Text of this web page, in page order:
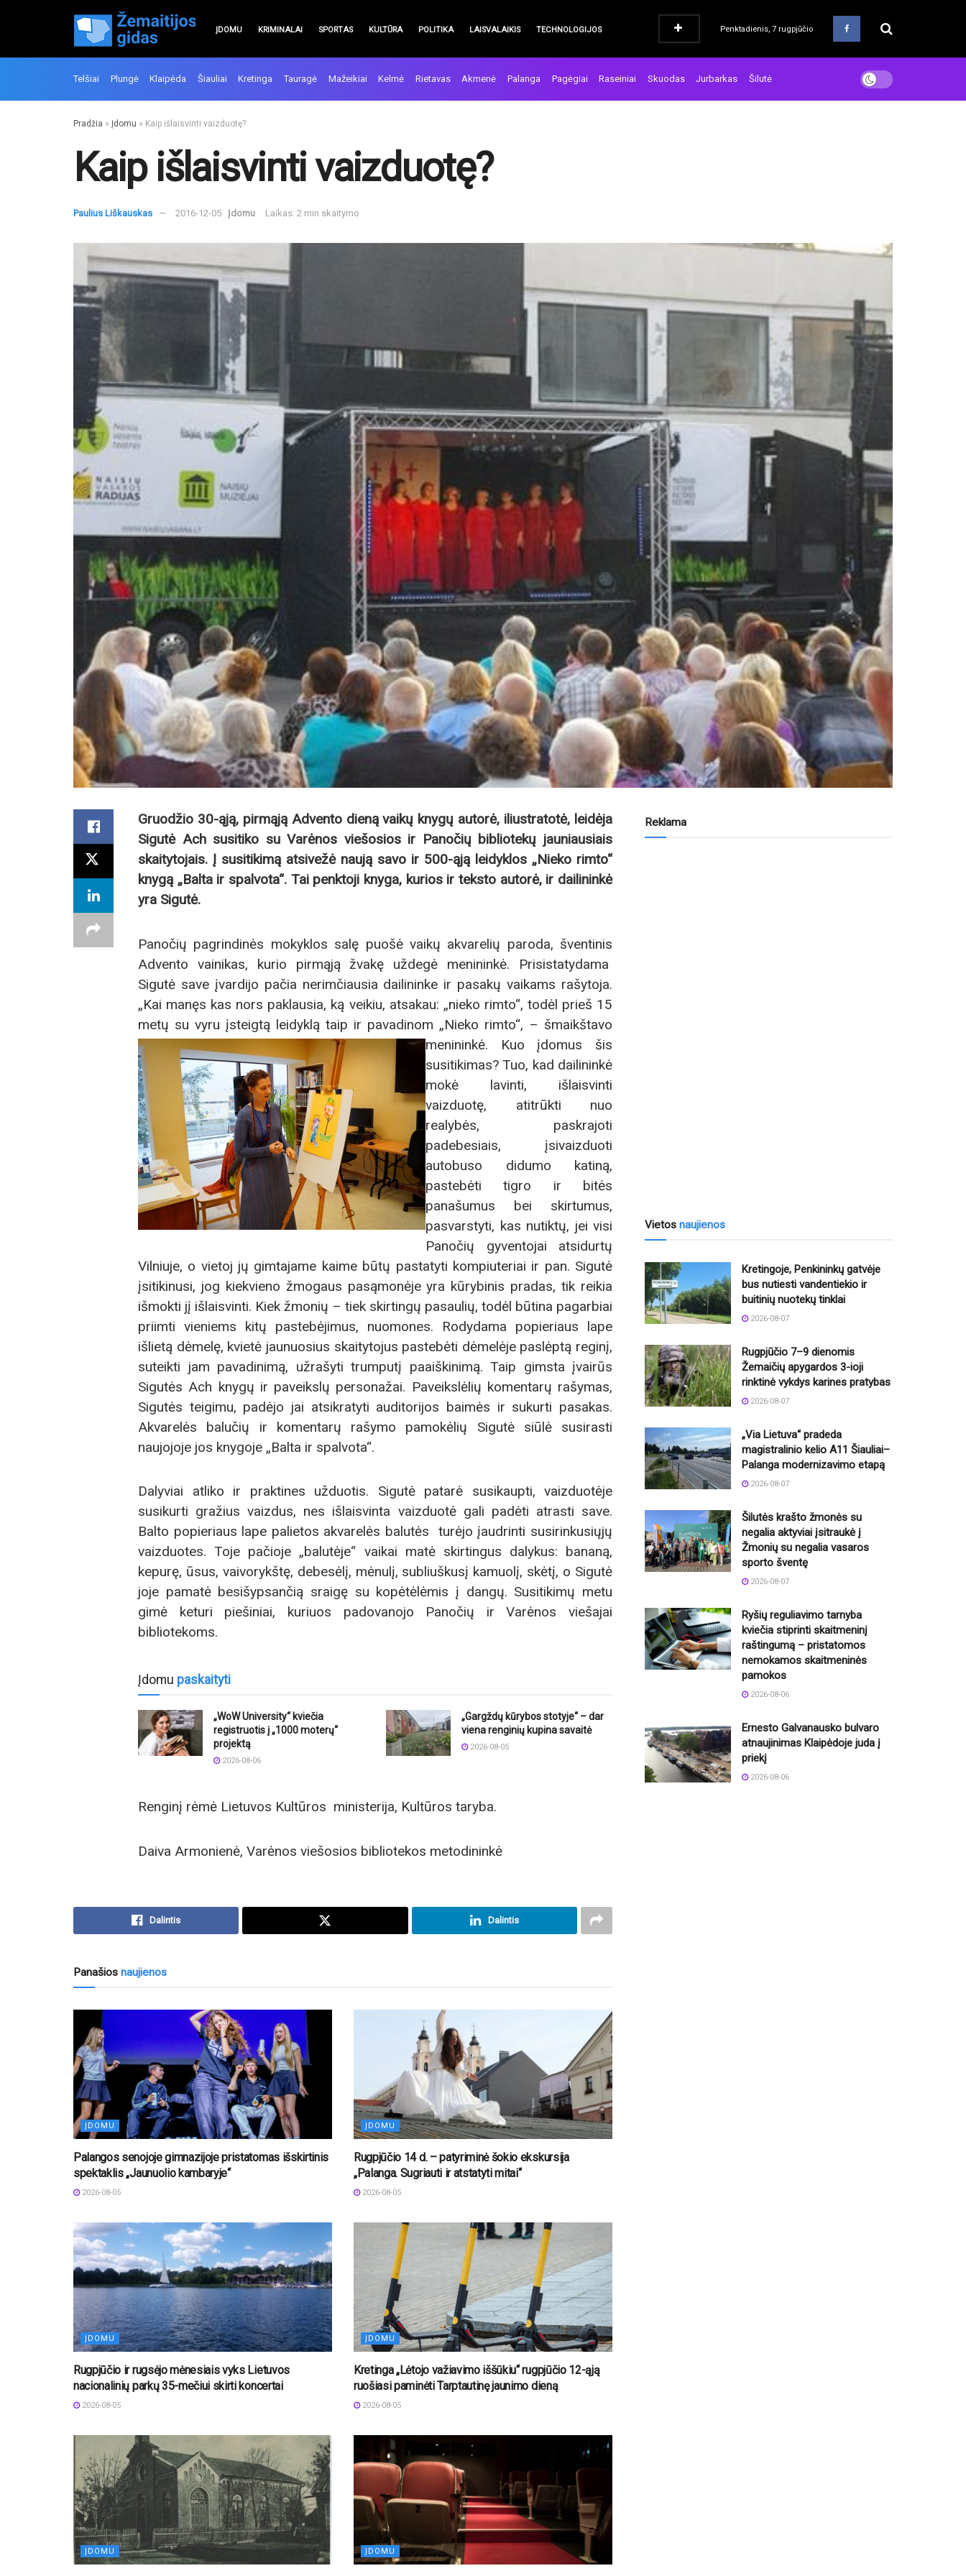
ĮDOMU KRIMINALAI SPORTAS KULTŪRA POLITIKA LAISVALAIKIS TECHNOLOGIJOS Penktadienis, 7 rugpjūčio
Telšiai Plungė Klaipėda Šiauliai Kretinga Tauragė Mažeikiai Kelmė Rietavas Akmenė Palanga Pagėgiai Raseiniai Skuodas Jurbarkas Šilutė
Pradžia » Įdomu » Kaip išlaisvinti vaizduotę?
Kaip išlaisvinti vaizduotę?
Paulius Liškauskas 2016-12-05 Įdomu Laikas: 2 min skaitymo
Gruodžio 30-ąją, pirmąją Advento dieną vaikų knygų autorė, iliustratotė, leidėja
Sigutė Ach susitiko su Varėnos viešosios ir Panočių bibliotekų jauniausiais
skaitytojais. Į susitikimą atsivežė naują savo ir 500-ąją leidyklos „Nieko rimto“
knygą „Balta ir spalvota“. Tai penktoji knyga, kurios ir teksto autorė, ir dailininkė
yra Sigutė.
Panočių pagrindinės mokyklos salę puošė vaikų akvarelių paroda, šventinis
Advento vainikas, kurio pirmąją žvakę uždegė menininkė. Prisistatydama
Sigutė save įvardijo pačia nerimčiausia dailininke ir pasakų vaikams rašytoja.
„Kai manęs kas nors paklausia, ką veikiu, atsakau: „nieko rimto“, todėl prieš 15
metų su vyru įsteigtą leidyklą taip ir pavadinom „Nieko rimto“, – šmaikštavo
menininkė. Kuo įdomus šis
susitikimas? Tuo, kad dailininkė
mokė lavinti, išlaisvinti
vaizduotę, atitrūkti nuo
realybės, paskrajoti
padebesiais, įsivaizduoti
autobuso didumo katiną,
pastebėti tigro ir bitės
panašumus bei skirtumus,
pasvarstyti, kas nutiktų, jei visi
Panočių gyventojai atsidurtų
Vilniuje, o vietoj jų gimtajame kaime būtų pastatyti kompiuteriai ir pan. Sigutė
įsitikinusi, jog kiekvieno žmogaus pasąmonėje yra kūrybinis pradas, tik reikia
išmokti jį išlaisvinti. Kiek žmonių – tiek skirtingų pasaulių, todėl būtina pagarbiai
priimti vieniems kitų pastebėjimus, nuomones. Rodydama popieriaus lape
išlietą dėmelę, kvietė jaunuosius skaitytojus pastebėti dėmelėje paslėptą reginį,
suteikti jam pavadinimą, užrašyti trumputį paaiškinimą. Taip gimsta įvairūs
Sigutės Ach knygų ir paveikslų personažai. Paveikslėlių komentarų rašymas,
Sigutės teigimu, padėjo jai atsikratyti auditorijos baimės ir sukurti pasakas.
Akvarelės balučių ir komentarų rašymo pamokėlių Sigutė siūlė susirasti
naujojoje jos knygoje „Balta ir spalvota“.
Dalyviai atliko ir praktines užduotis. Sigutė patarė susikaupti, vaizduotėje
susikurti gražius vaizdus, nes išlaisvinta vaizduotė gali padėti atrasti save.
Balto popieriaus lape palietos akvarelės balutės turėjo įaudrinti susirinkusiųjų
vaizduotes. Toje pačioje „balutėje“ vaikai matė skirtingus dalykus: bananą,
kepurę, ūsus, vaivorykštę, debesėlį, mėnulį, subliuškusį kamuolį, skėtį, o Sigutė
joje pamatė besišypsančią sraigę su kopėtėlėmis į dangų. Susitikimų metu
gimė keturi piešiniai, kuriuos padovanojo Panočių ir Varėnos viešajai
bibliotekoms.
Įdomu paskaityti
„WoW University“ kviečia
registruotis į „1000 moterų“
projektą
2026-08-06
„Gargždų kūrybos stotyje“ – dar
viena renginių kupina savaitė
2026-08-05
Renginį rėmė Lietuvos Kultūros ministerija, Kultūros taryba.
Daiva Armonienė, Varėnos viešosios bibliotekos metodininkė
Dalintis Dalintis
Panašios naujienos
ĮDOMU
Palangos senojoje gimnazijoje pristatomas išskirtinis
spektaklis „Jaunuolio kambaryje“
2026-08-05
ĮDOMU
Rugpjūčio 14 d. – patyriminė šokio ekskursija
„Palanga. Sugriauti ir atstatyti mitai“
2026-08-05
ĮDOMU
Rugpjūčio ir rugsėjo mėnesiais vyks Lietuvos
nacionalinių parkų 35-mečiui skirti koncertai
2026-08-05
ĮDOMU
Kretinga „Lėtojo važiavimo iššūkiu“ rugpjūčio 12-ąją
ruošiasi paminėti Tarptautinę jaunimo dieną
2026-08-05
ĮDOMU ĮDOMU
Reklama
Vietos naujienos
Kretingoje, Penkininkų gatvėje
bus nutiesti vandentiekio ir
buitinių nuotekų tinklai
2026-08-07
Rugpjūčio 7–9 dienomis
Žemaičių apygardos 3-ioji
rinktinė vykdys karines pratybas
2026-08-07
„Via Lietuva“ pradeda
magistralinio kelio A11 Šiauliai–
Palanga modernizavimo etapą
2026-08-07
Šilutės krašto žmonės su
negalia aktyviai įsitraukė į
Žmonių su negalia vasaros
sporto šventę
2026-08-07
Ryšių reguliavimo tarnyba
kviečia stiprinti skaitmeninį
raštingumą – pristatomos
nemokamos skaitmeninės
pamokos
2026-08-06
Ernesto Galvanausko bulvaro
atnaujinimas Klaipėdoje juda į
priekį
2026-08-06